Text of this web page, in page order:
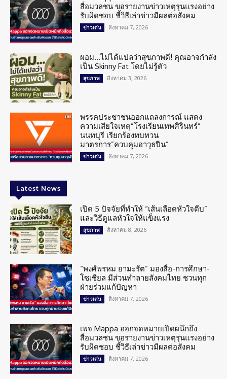
สื่อมวลชน ขอรายงานข่าวเหตุรุนแรงอย่าง
รับผิดชอบ ชี้วิธีเล่าข่าวมีผลต่อสังคม
ข่าวเด่น สิงหาคม 7, 2026
ผอม…ไม่ได้แปลว่าสุขภาพดี! คุณอาจกำลัง
เป็น Skinny Fat โดยไม่รู้ตัว
สุขภาพ สิงหาคม 3, 2026
พรรคประชาชนออกแถลงการณ์ แสดง
ความเสียใจเหตุ”โรงเรียนเทพศิรินทร์”
นนทบุรี เรียกร้องทบทวน
มาตรการ”ควบคุมอาวุธปืน”
ข่าวเด่น สิงหาคม 7, 2026
Latest News
เปิด 5 ปัจจัยที่ทำให้ “เส้นเลือดหัวใจตีบ”
และวิธีดูแลหัวใจให้แข็งแรง
สุขภาพ สิงหาคม 8, 2026
“พงศ์พรหม ยามะรัต” มองสื่อ-การศึกษา-
โซเชียล มีส่วนทำลายสังคมไทย ชวนทุก
ฝ่ายร่วมแก้ปัญหา
ข่าวเด่น สิงหาคม 7, 2026
เพจ Mappa ออกจดหมายเปิดผนึกถึง
สื่อมวลชน ขอรายงานข่าวเหตุรุนแรงอย่าง
รับผิดชอบ ชี้วิธีเล่าข่าวมีผลต่อสังคม
ข่าวเด่น สิงหาคม 7, 2026